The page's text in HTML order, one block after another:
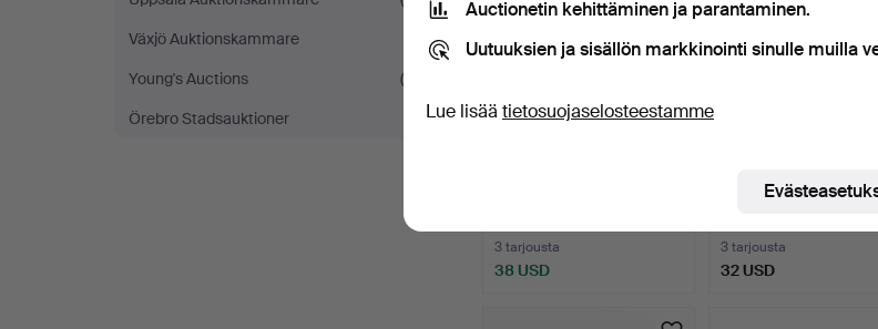
Växjö Auktionskammare
Young's Auctions
(6)
Örebro Stadsauktioner
3 tarjousta
38 USD
uushopeaa.
3 tarjousta
32 USD
Auctionetin kehittäminen ja parantaminen.
Uutuuksien ja sisällön markkinointi sinulle muilla
Lue lisää tietosuojaselosteestamme